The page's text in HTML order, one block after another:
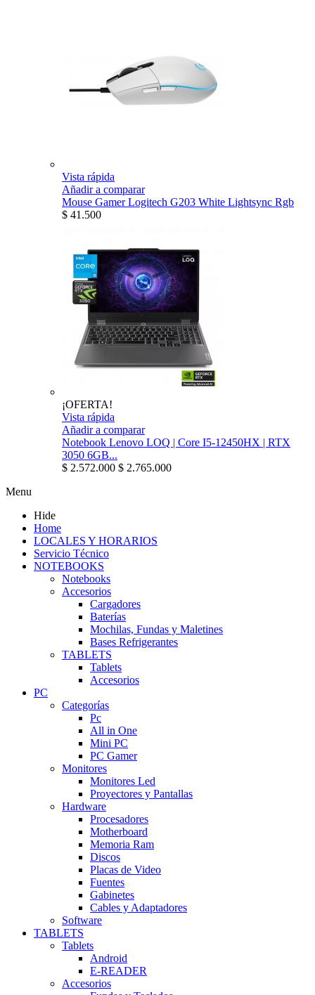
Vista rápida
Añadir a comparar
Mouse Gamer Logitech G203 White Lightsync Rgb
$ 41.500
¡OFERTA!
Vista rápida
Añadir a comparar
Notebook Lenovo LOQ | Core I5-12450HX | RTX
3050 6GB...
$ 2.572.000 $ 2.765.000
Menu
Hide
Home
LOCALES Y HORARIOS
Servicio Técnico
NOTEBOOKS
Notebooks
Accesorios
Cargadores
Baterías
Mochilas, Fundas y Maletines
Bases Refrigerantes
TABLETS
Tablets
Accesorios
PC
Categorías
Pc
All in One
Mini PC
PC Gamer
Monitores
Monitores Led
Proyectores y Pantallas
Hardware
Procesadores
Motherboard
Memoria Ram
Discos
Placas de Video
Fuentes
Gabinetes
Cables y Adaptadores
Software
TABLETS
Tablets
Android
E-READER
Accesorios